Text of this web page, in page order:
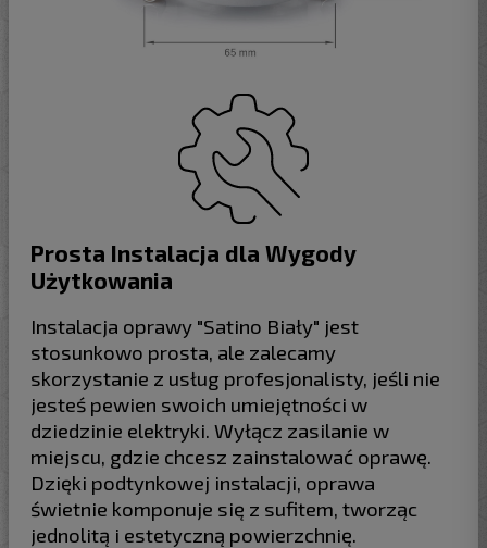
Prosta Instalacja dla Wygody
Użytkowania
Instalacja oprawy "Satino Biały" jest
stosunkowo prosta, ale zalecamy
skorzystanie z usług profesjonalisty, jeśli nie
jesteś pewien swoich umiejętności w
dziedzinie elektryki. Wyłącz zasilanie w
miejscu, gdzie chcesz zainstalować oprawę.
Dzięki podtynkowej instalacji, oprawa
świetnie komponuje się z sufitem, tworząc
jednolitą i estetyczną powierzchnię.